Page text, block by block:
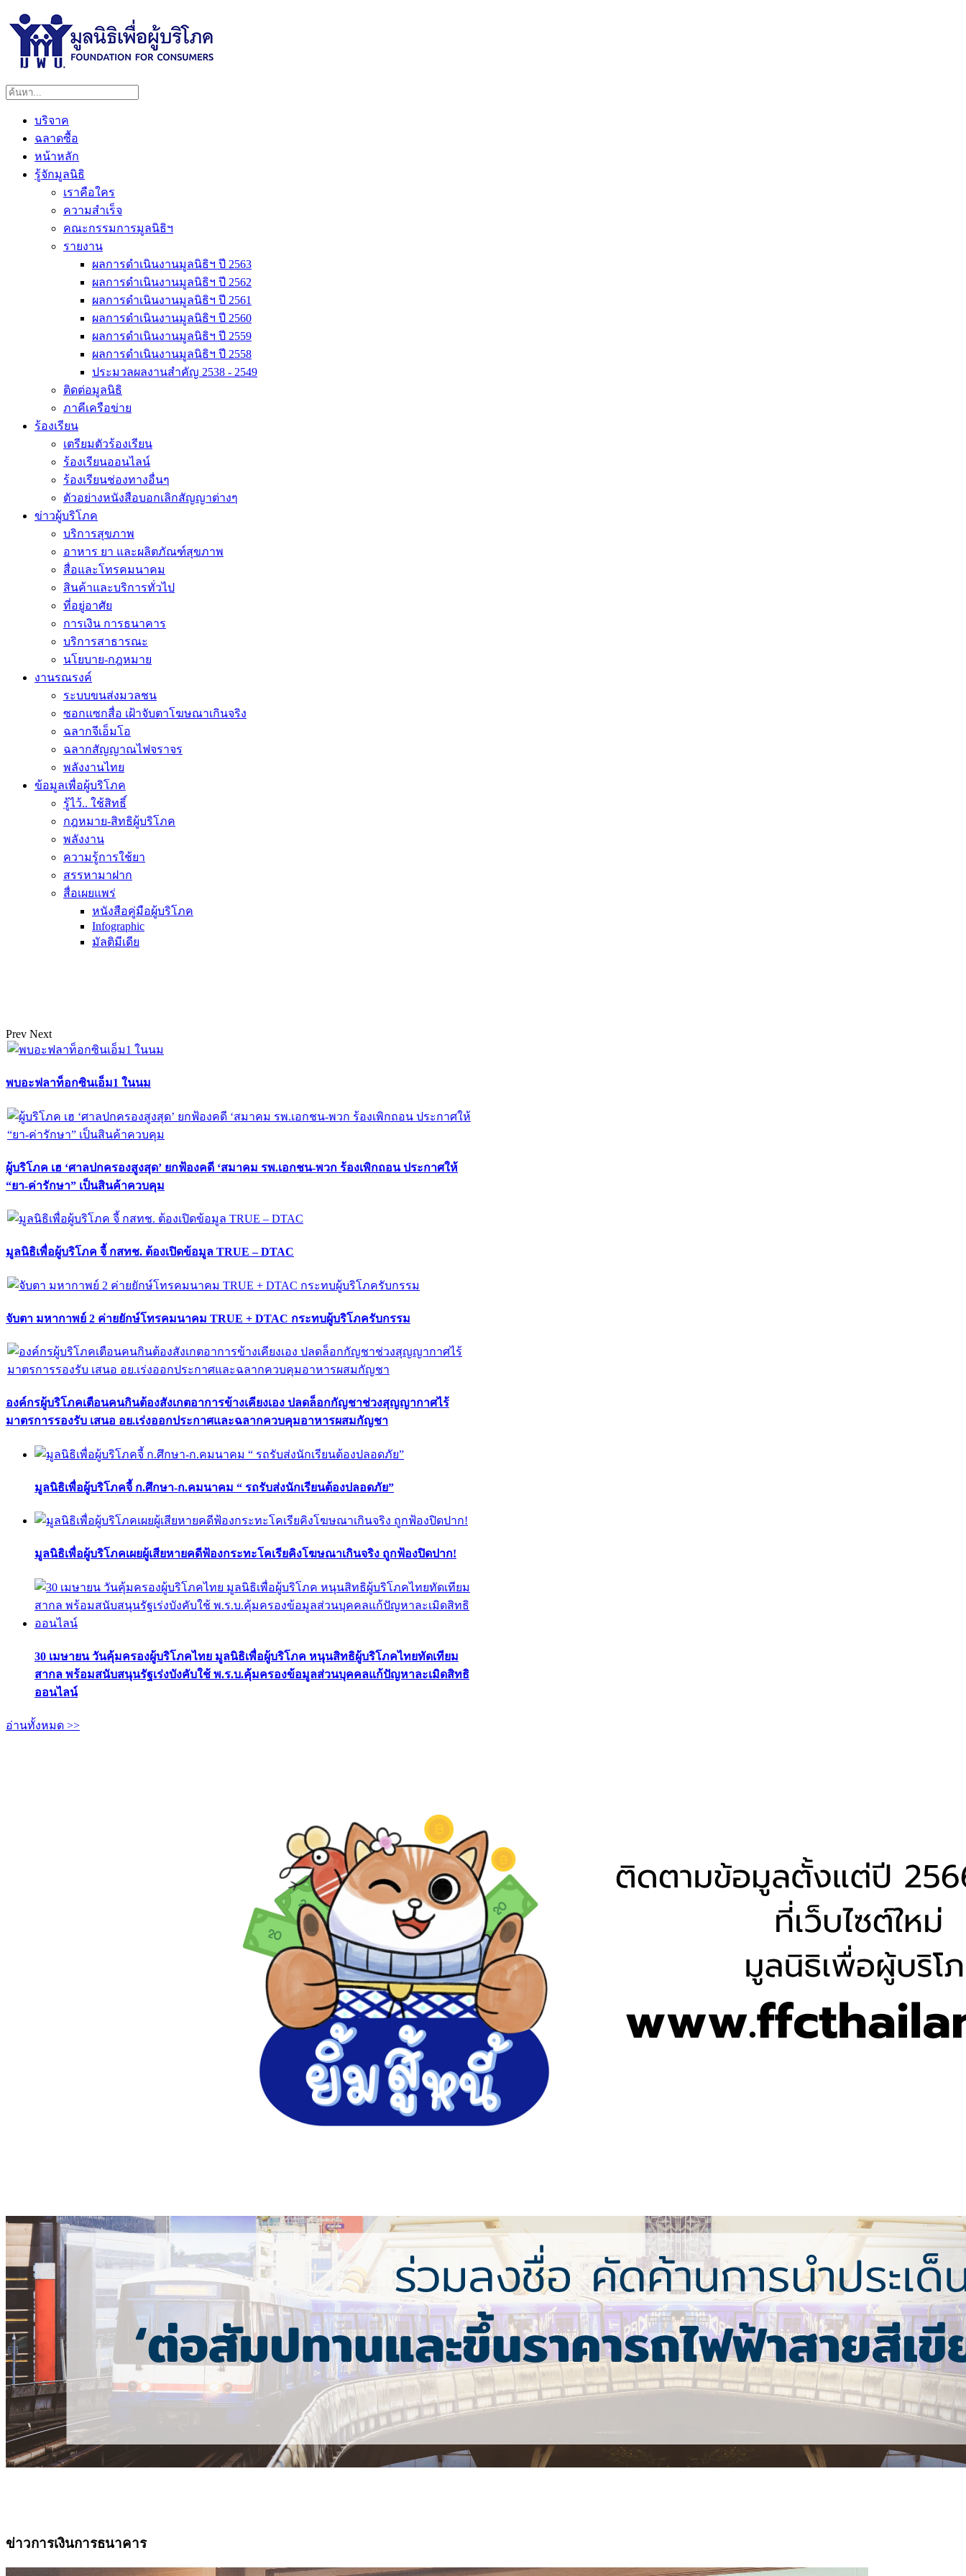
บริจาค
ฉลาดซื้อ
หน้าหลัก
รู้จักมูลนิธิ
เราคือใคร
ความสำเร็จ
คณะกรรมการมูลนิธิฯ
รายงาน
ผลการดำเนินงานมูลนิธิฯ ปี 2563
ผลการดำเนินงานมูลนิธิฯ ปี 2562
ผลการดำเนินงานมูลนิธิฯ ปี 2561
ผลการดำเนินงานมูลนิธิฯ ปี 2560
ผลการดำเนินงานมูลนิธิฯ ปี 2559
ผลการดำเนินงานมูลนิธิฯ ปี 2558
ประมวลผลงานสำคัญ 2538 - 2549
ติดต่อมูลนิธิ
ภาคีเครือข่าย
ร้องเรียน
เตรียมตัวร้องเรียน
ร้องเรียนออนไลน์
ร้องเรียนช่องทางอื่นๆ
ตัวอย่างหนังสือบอกเลิกสัญญาต่างๆ
ข่าวผู้บริโภค
บริการสุขภาพ
อาหาร ยา และผลิตภัณฑ์สุขภาพ
สื่อและโทรคมนาคม
สินค้าและบริการทั่วไป
ที่อยู่อาศัย
การเงิน การธนาคาร
บริการสาธารณะ
นโยบาย-กฎหมาย
งานรณรงค์
ระบบขนส่งมวลชน
ซอกแซกสื่อ เฝ้าจับตาโฆษณาเกินจริง
ฉลากจีเอ็มโอ
ฉลากสัญญาณไฟจราจร
พลังงานไทย
ข้อมูลเพื่อผู้บริโภค
รู้ไว้.. ใช้สิทธิ์
กฎหมาย-สิทธิผู้บริโภค
พลังงาน
ความรู้การใช้ยา
สรรหามาฝาก
สื่อเผยแพร่
หนังสือคู่มือผู้บริโภค
Infographic
มัลติมีเดีย
Prev Next
พบอะฟลาท็อกซินเอ็ม1 ในนม
ผู้บริโภค เฮ ‘ศาลปกครองสูงสุด’ ยกฟ้องคดี ‘สมาคม รพ.เอกชน-พวก ร้องเพิกถอน ประกาศให้
“ยา-ค่ารักษา” เป็นสินค้าควบคุม
มูลนิธิเพื่อผู้บริโภค จี้ กสทช. ต้องเปิดข้อมูล TRUE – DTAC
จับตา มหากาพย์ 2 ค่ายยักษ์โทรคมนาคม TRUE + DTAC กระทบผู้บริโภครับกรรม
องค์กรผู้บริโภคเตือนคนกินต้องสังเกตอาการข้างเคียงเอง ปลดล็อกกัญชาช่วงสุญญากาศไร้
มาตรการรองรับ เสนอ อย.เร่งออกประกาศและฉลากควบคุมอาหารผสมกัญชา
มูลนิธิเพื่อผู้บริโภคจี้ ก.ศึกษา-ก.คมนาคม “ รถรับส่งนักเรียนต้องปลอดภัย”
มูลนิธิเพื่อผู้บริโภคเผยผู้เสียหายคดีฟ้องกระทะโคเรียคิงโฆษณาเกินจริง ถูกฟ้องปิดปาก!
30 เมษายน วันคุ้มครองผู้บริโภคไทย มูลนิธิเพื่อผู้บริโภค หนุนสิทธิผู้บริโภคไทยทัดเทียม
สากล พร้อมสนับสนุนรัฐเร่งบังคับใช้ พ.ร.บ.คุ้มครองข้อมูลส่วนบุคคลแก้ปัญหาละเมิดสิทธิ
ออนไลน์
อ่านทั้งหมด >>
ข่าวการเงินการธนาคาร